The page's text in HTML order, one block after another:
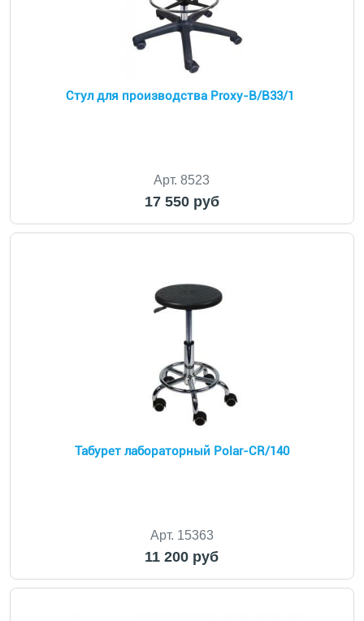
Стул для производства Proxy-B/В33/1
Арт. 8523
17 550 руб
Табурет лабораторный Polar-CR/140
Арт. 15363
11 200 руб